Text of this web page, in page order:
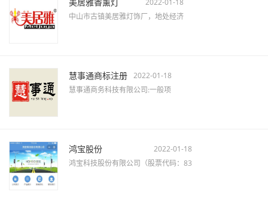
2022-01-18
中山市古镇美居雅灯饰厂，地处经济
慧事通商标注册 2022-01-18
慧事通商务科技有限公司:一般项
鸿宝股份
2022-01-18
鸿宝科技股份有限公司（股票代码：83